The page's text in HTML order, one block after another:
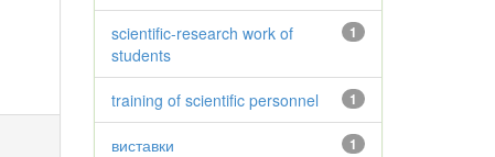
1
scientific-research work of
students
1
training of scientific personnel
1
виставки